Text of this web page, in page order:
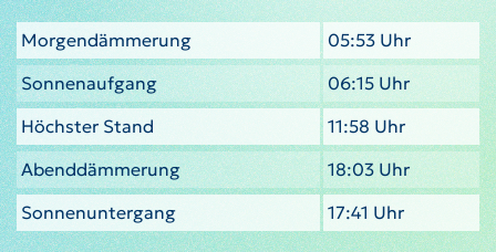
Morgendämmerung
05:53 Uhr
Sonnenaufgang
06:15 Uhr
Höchster Stand
11:58 Uhr
Abenddämmerung
18:03 Uhr
Sonnenuntergang
17:41 Uhr